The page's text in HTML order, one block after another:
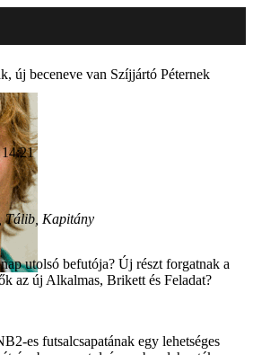
új beceneve van Szíjjártó Péternek
Tálib, Kapitány
utolsó befutója? Új részt forgatnak a
az új Alkalmas, Brikett és Feladat?
es futsalcsapatának egy lehetséges